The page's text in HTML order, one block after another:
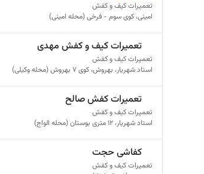
تعمیرات کیف و کفش
امینی، کوی سوم - فرخی (محله امینی)
تعمیرات کیف و کفش مهدی
تعمیرات کیف و کفش
استاد شهریار، بهروش، کوی 7 بهروش (محله وکیلی)
تعمیرات کفش صالح
تعمیرات کیف و کفش
استاد شهریار، 12 متری بوستان (محله الواج)
کفاشی حجت
تعمیرات کیف و کفش